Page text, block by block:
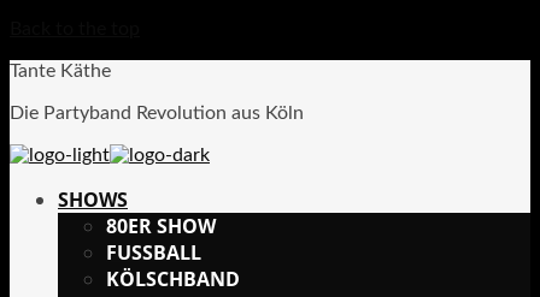
Tante Käthe
Die Partyband Revolution aus Köln
SHOWS
80ER SHOW
FUSSBALL
KÖLSCHBAND